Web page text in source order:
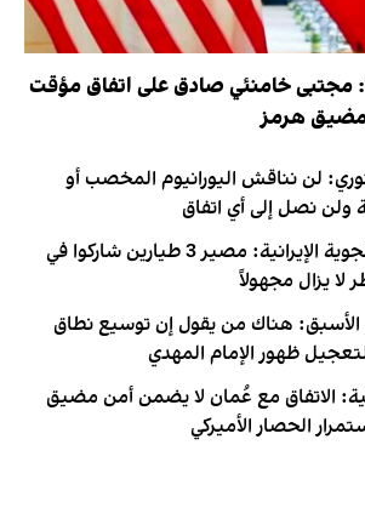
خامنئي صادق على اتفاق مؤقت
مضيق هرمز
لن نناقش اليورانيوم المخصب أو
ولن نصل إلى أي اتفاق
مساعد القوة الجوية الإيرانية: مصير 3 طيارين شاركوا في
لا يزال مجهولاً
الأسبق: هناك من يقول إن توسيع نطاق
ظهور الإمام المهدي
الاتفاق مع عُمان لا يضمن أمن مضيق
الحصار الأميركي